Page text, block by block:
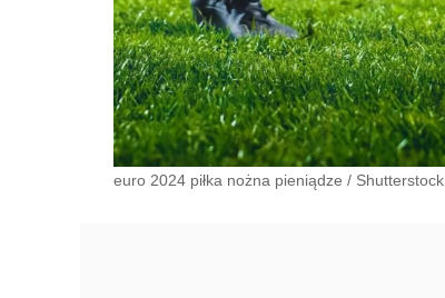
euro 2024 piłka nożna pieniądze / Shutterstock